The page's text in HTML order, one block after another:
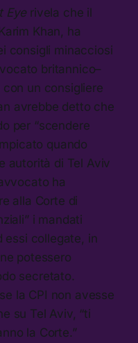
Eye rivela che il
Khan, ha
consigli minacciosi
britannico–
un consigliere
avrebbe detto che
per “scendere
quando
autorità di Tel Aviv
ha
alla Corte di
i mandati
essi collegate, in
potessero
secretato.
la CPI non avesse
su Tel Aviv, “ti
la Corte.”